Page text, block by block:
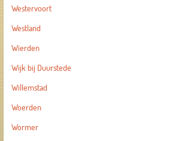
Westervoort
Westland
Wierden
Wijk bij Duurstede
Willemstad
Woerden
Wormer